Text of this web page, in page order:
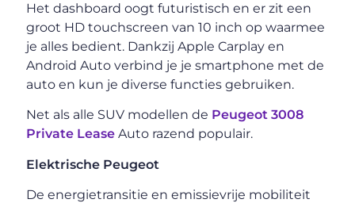
Het dashboard oogt futuristisch en er zit een
groot HD touchscreen van 10 inch op waarmee
je alles bedient. Dankzij Apple Carplay en
Android Auto verbind je je smartphone met de
auto en kun je diverse functies gebruiken.
Net als alle SUV modellen de Peugeot 3008
Private Lease Auto razend populair.
Elektrische Peugeot
De energietransitie en emissievrije mobiliteit